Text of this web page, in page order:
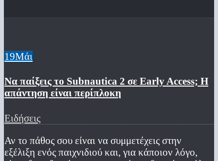
19Μάι
Να παίξεις το Subnautica 2 σε Early Access; Η
απάντηση είναι περίπλοκη
Ειδήσεις
Αν το πάθος σου είναι να συμμετέχεις στην
εξέλιξη ενός παιχνιδιού και, για κάποιον λόγο,